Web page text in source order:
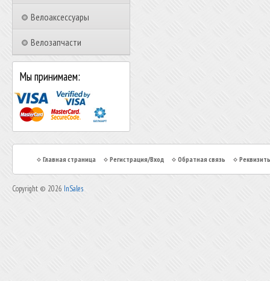
Велоаксессуары
Велозапчасти
Мы принимаем:
Главная страница Регистрация/Вход Обратная связь
Copyright © 2026 InSales